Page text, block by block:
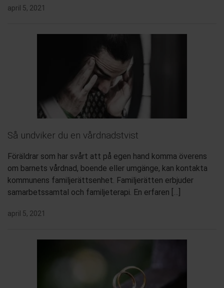
april 5, 2021
Så undviker du en vårdnadstvist
Föräldrar som har svårt att på egen hand komma överens
om barnets vårdnad, boende eller umgänge, kan kontakta
kommunens familjerättsenhet. Familjerätten erbjuder
samarbetssamtal och familjeterapi. En erfaren […]
april 5, 2021